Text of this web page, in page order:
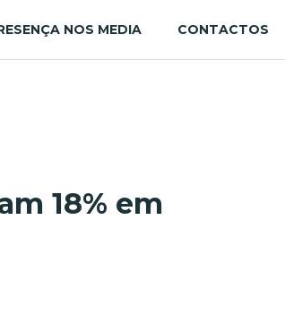
NOS MEDIA CONTACTOS
18% em